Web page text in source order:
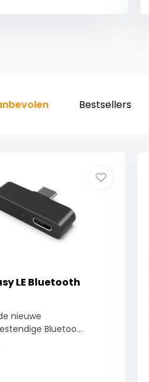
Bestsellers
LE Bluetooth
nieuwe
Bluetoo...